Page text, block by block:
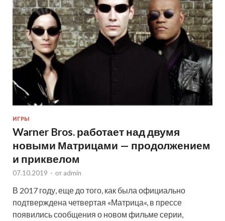
ИГРЫ
Warner Bros. работает над двумя
новыми Матрицами — продолжением
и приквелом
07.10.2019 - от admin
В 2017 году, еще до того, как была официально
подтверждена четвертая «Матрица«, в прессе
появились сообщения о новом фильме серии,